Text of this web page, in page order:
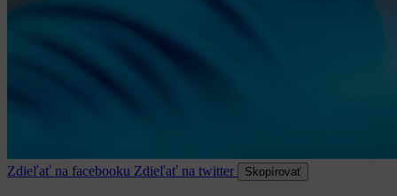
Zdieľať na facebooku Zdieľať na twitter Skopírovať